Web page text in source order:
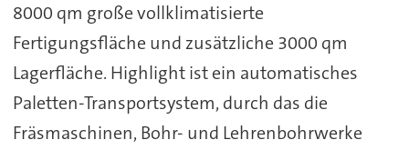
8000 qm große vollklimatisierte
Fertigungsfläche und zusätzliche 3000 qm
Lagerfläche. Highlight ist ein automatisches
Paletten-Transportsystem, durch das die
Fräsmaschinen, Bohr- und Lehrenbohrwerke